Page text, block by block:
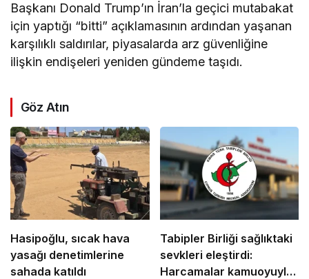
Başkanı Donald Trump’ın İran’la geçici mutabakat
için yaptığı “bitti” açıklamasının ardından yaşanan
karşılıklı saldırılar, piyasalarda arz güvenliğine
ilişkin endişeleri yeniden gündeme taşıdı.
Göz Atın
Hasipoğlu, sıcak hava
yasağı denetimlerine
sahada katıldı
Tabipler Birliği sağlıktaki
sevkleri eleştirdi:
Harcamalar kamuoyuyla